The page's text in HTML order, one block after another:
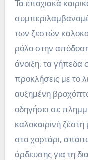
Τα εποχιακά
των ζεστών
ρόλο στην
άνοιξη, τα γήπεδα
προκλήσεις με το
αυξημένη
οδηγήσει σε
καλοκαιρινή
στο χορτάρι,
άρδευσης για τη